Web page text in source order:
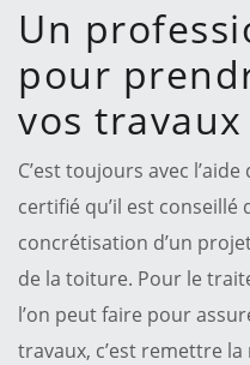
Un
pour
vos
C’est toujours avec
certifié qu’il est conseillé
concrétisation d’un
de la toiture. Pour le
l’on peut faire pour
travaux, c’est remettre